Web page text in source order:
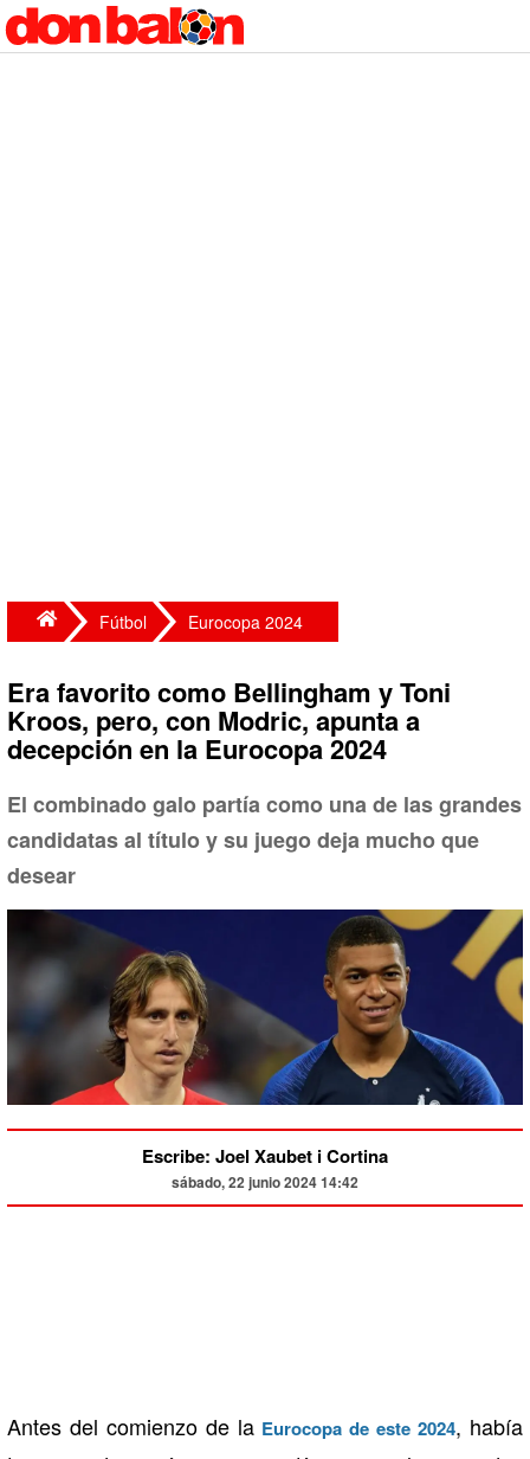
Fútbol Eurocopa 2024
Era favorito como Bellingham y Toni
Kroos, pero, con Modric, apunta a
decepción en la Eurocopa 2024
El combinado galo partía como una de las grandes
candidatas al título y su juego deja mucho que
desear
Escribe: Joel Xaubet i Cortina
sábado, 22 junio 2024 14:42
Antes del comienzo de la Eurocopa de este 2024, había